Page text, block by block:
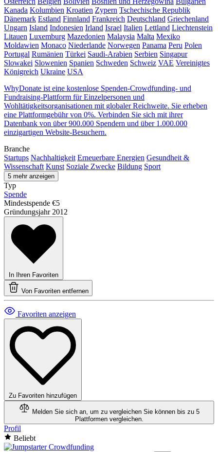
Kanada Kolumbien Kroatien Zypern Tschechische Republik
Dänemark Estland Finnland Frankreich Deutschland Griechenland
Ungarn Island Indonesien Irland Israel Italien Lettland Liechtenstein
Litauen Luxemburg Mazedonien Malaysia Malta Mexiko
Moldawien Monaco Niederlande Norwegen Panama Peru Polen
Portugal Rumänien Türkei Saudi-Arabien Serbien Singapur
Slowakei Slowenien Spanien Schweden Schweiz VAE Vereinigtes
Königreich Ukraine USA
WhyDonate ist eine kostenlose Spenden-Crowdfunding- und
Fundraising-Plattform für Einzelpersonen und
Wohltätigkeitsorganisationen mit globaler Reichweite. Sie erheben
eine Plattformgebühr von 0%. Verbinden Sie sich mit ihrer
Datenbank von über 900.000 Spendern und über 1.000.000
einzigartigen Website-Besuchern.
Branche
Startups Nachhaltigkeit Erneuerbare Energien Gesundheit &
Wissenschaft Kunst Soziale Zwecke Bildung Sport
5 mehr anzeigen
Typ
Spende
Mindestspende €5
Gründungsjahr 2012
In Ihren Favoriten
Von Favoriten entfernen
Favoriten anzeigen
Zu Favoriten hinzufügen
Melden Sie sich an, um zu vergleichen Sie können bis zu 5
Plattformen vergleichen.
Profil
Beliebt